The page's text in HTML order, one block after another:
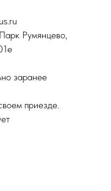
Румянцево,
заранее
приезде.